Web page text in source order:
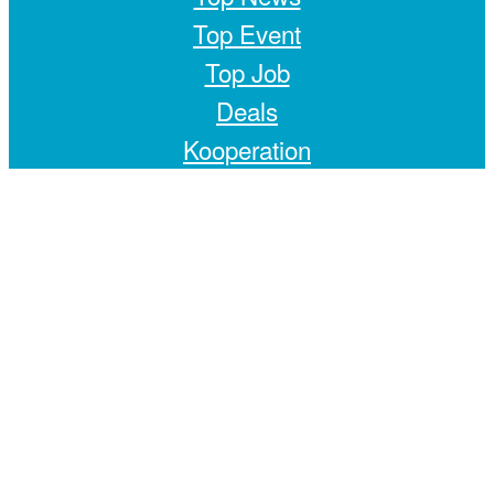
Top Event
Top Job
Deals
Kooperation